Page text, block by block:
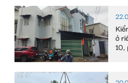
ở
10,